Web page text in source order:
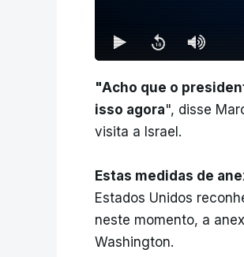
"Acho que o
isso agora", disse
visita a Israel.
Estas medidas de
Estados Unidos
neste momento, a
Washington.